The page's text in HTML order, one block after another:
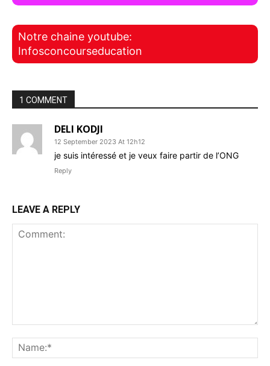
Notre chaine youtube:
Infosconcourseducation
1 COMMENT
DELI KODJI
12 September 2023 At 12h12
je suis intéressé et je veux faire partir de l’ONG
Reply
LEAVE A REPLY